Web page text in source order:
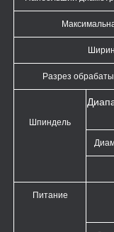
Разрез
Шпиндель
Питание